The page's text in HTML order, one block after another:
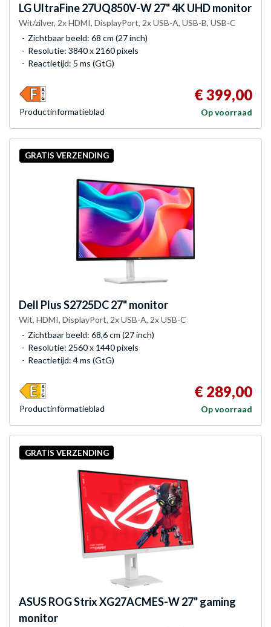
LGUltraFine 27UQ850V-W 27" 4K UHD monitor
Wit/zilver, 2x HDMI, DisplayPort, 2x USB-A, USB-B, USB-C
Zichtbaar beeld: 68 cm (27 inch)
Resolutie: 3840 x 2160 pixels
Reactietijd: 5 ms (GtG)
€ 399,00
Op voorraad
Product­informatieblad
GRATIS VERZENDING
Dell Plus S2725DC 27" monitor
Wit, HDMI, DisplayPort, 2x USB-A, 2x USB-C
Zichtbaar beeld: 68,6 cm (27 inch)
Resolutie: 2560 x 1440 pixels
Reactietijd: 4 ms (GtG)
€ 289,00
Op voorraad
Product­informatieblad
GRATIS VERZENDING
ASUSROG Strix XG27ACMES-W 27" gaming
monitor